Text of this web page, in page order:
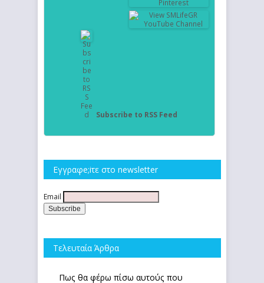
Subscribe to RSS Feed
Εγγραφe;iτε στο newsletter
Email
Τελευταία Άρθρα
Πως θα φέρω πίσω αυτούς που